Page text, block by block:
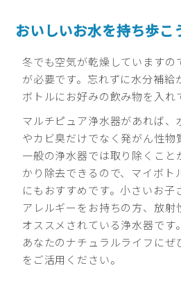
おいしいお水を持ち歩こ
冬でも空気が乾燥していますの
が必要です。忘れずに水分補給
ボトルにお好みの飲み物を入れ
マルチピュア浄水器があれば、
やカビ臭だけでなく発がん性物
一般の浄水器では取り除くこと
かり除去できるので、マイボト
にもおすすめです。小さいお子
アレルギーをお持ちの方、放射
オススメされている浄水器です。
あなたのナチュラルライフに
をご活用ください。